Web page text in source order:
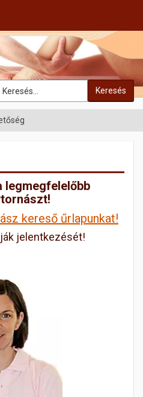
Keresés
legmegfelelőbb
kereső űrlapunkat!
jelentkezését!